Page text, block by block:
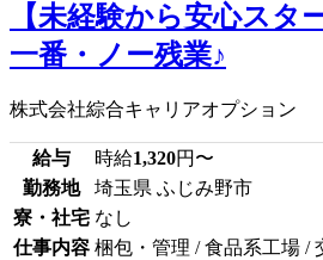
【未経験から安心スタ
一番・ノー残業♪
株式会社綜合キャリアオプション
給与 時給1,320円〜
勤務地
埼玉県 ふじみ野市
寮・社宅 なし
仕事内容 梱包・管理 / 食品系工場 /